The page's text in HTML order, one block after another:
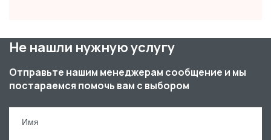
Не нашли нужную услугу
Отправьте нашим менеджерам сообщение и мы
постараемся помочь вам с выбором